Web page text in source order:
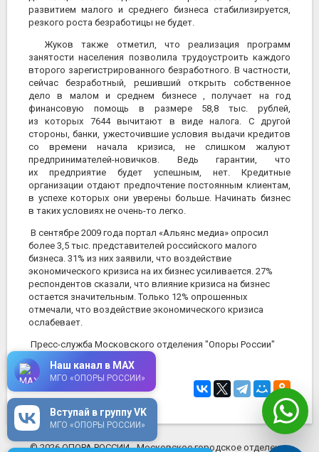
развитием малого и среднего бизнеса стабилизируется,
резкого роста безработицы не будет.
Жуков также отметил, что реализация программ
занятости населения позволила трудоустроить каждого
второго зарегистрированного безработного. В частности,
сейчас безработный, решивший открыть собственное
дело в малом и среднем бизнесе , получает на год
финансовую помощь в размере 58,8 тыс. рублей,
из которых 7644 вычитают в виде налога. С другой
стороны, банки, ужесточившие условия выдачи кредитов
со времени начала кризиса, не слишком жалуют
предпринимателей-новичков. Ведь гарантии, что
их предприятие будет успешным, нет. Кредитные
организации отдают предпочтение постоянным клиентам,
в успехе которых они уверены больше. Начинать бизнес
в таких условиях не очень-то легко.
В сентябре 2009 года портал «Альянс медиа» опросил
более 3,5 тыс. представителей российского малого
бизнеса. 31% из них заявили, что воздействие
экономического кризиса на их бизнес усиливается. 27%
респондентов сказали, что влияние кризиса на бизнес
остается значительным. Только 12% опрошенных
отмечали, что воздействие экономического кризиса
ослабевает.
Пресс-служба Московского отделения "Опоры России"
© 2026 ОПОРА РОССИИ - Московское городское отделение
Вступай в группу VK
МГО «ОПОРЫ РОССИИ»
Наш канал в MAX
МГО «ОПОРЫ РОССИИ»